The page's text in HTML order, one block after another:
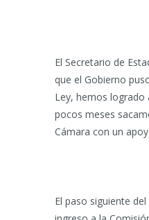
El Secretario de
que el Gobierno
Ley, hemos logrado
pocos meses
Cámara con un
El paso siguiente